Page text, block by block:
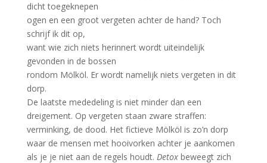
dicht toegeknepen
ogen en een groot vergeten achter de hand? Toch
schrijf ik dit op,
want wie zich niets herinnert wordt uiteindelijk
gevonden in de bossen
rondom Mölköl. Er wordt namelijk niets vergeten in dit
dorp.
De laatste mededeling is niet minder dan een
dreigement. Op vergeten staan zware straffen:
verminking, de dood. Het fictieve Mölköl is zo’n dorp
waar de mensen met hooivorken achter je aankomen
als je je niet aan de regels houdt. Detox beweegt zich